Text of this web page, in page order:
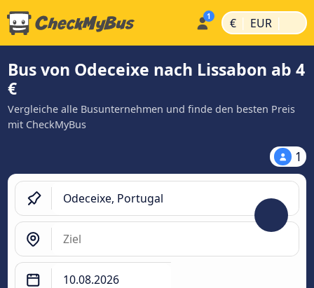
€ | EUR |
Bus von Odeceixe nach Lissabon ab 4
€
Vergleiche alle Busunternehmen und finde den besten Preis
mit CheckMyBus
1